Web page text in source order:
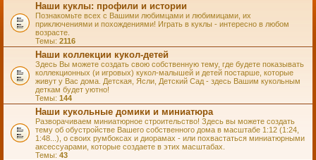
Наши куклы: профили и истории
Познакомьте всех с Вашими любимцами и любимицами, их
приключениями и похождениями! Играть в куклы - интересно в любом
возрасте.
Темы: 2116
Наши коллекции кукол-детей
Здесь Вы можете создать свою собственную тему, где будете показывать
коллекционных (и игровых) кукол-малышей и детей постарше, которые
живут у Вас дома. Детская, Ясли, Детский Сад - здесь Вашим кукольным
деткам будет уютно!
Темы: 144
Наши кукольные домики и миниатюра
Разворачиваем миниатюрное строительство! Здесь вы можете создать
тему об обустройстве Вашего собственного дома в масштабе 1:12 (1:24,
1:48...), о своих румбоксах и диорамах - или похвастаться миниатюрными
аксессуарами, которые создаете в этих масштабах.
Темы: 43